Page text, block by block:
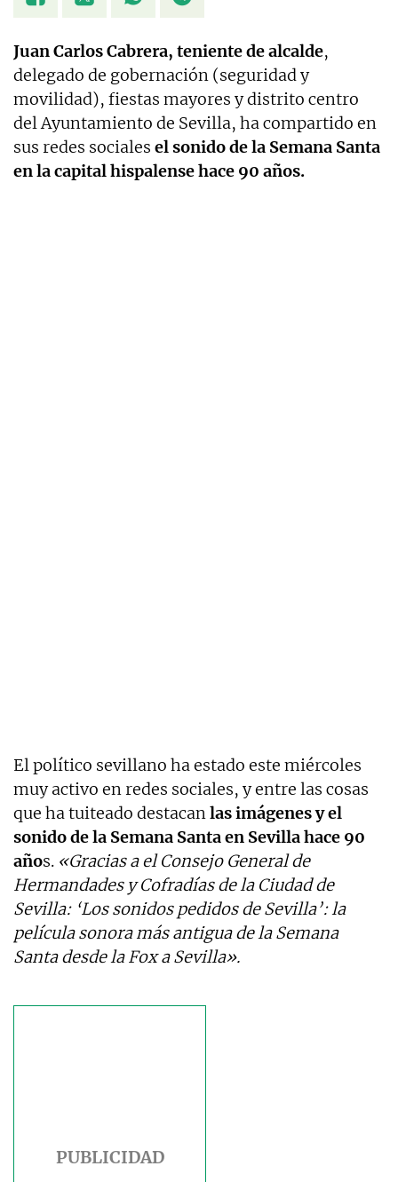
Juan Carlos Cabrera, teniente de alcalde,
delegado de gobernación (seguridad y
movilidad), fiestas mayores y distrito centro
del Ayuntamiento de Sevilla, ha compartido en
sus redes sociales el sonido de la Semana Santa
en la capital hispalense hace 90 años.
El político sevillano ha estado este miércoles
muy activo en redes sociales, y entre las cosas
que ha tuiteado destacanlas imágenes y el
sonido de la Semana Santa en Sevilla hace 90
años. «Gracias a el Consejo General de
Hermandades y Cofradías de la Ciudad de
Sevilla: ‘Los sonidos pedidos de Sevilla’: la
película sonora más antigua de la Semana
Santa desde la Fox a Sevilla».